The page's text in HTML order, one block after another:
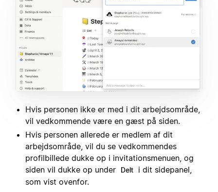
Hvis personen ikke er med i dit arbejdsområde,
vil vedkommende være en gæst på siden.
Hvis personen allerede er medlem af dit
arbejdsområde, vil du se vedkommendes
profilbillede dukke op i invitationsmenuen, og
siden vil dukke op under
Delt
i dit sidepanel,
som vist ovenfor.